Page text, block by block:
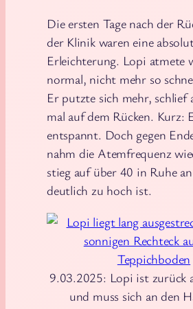
Die ersten Tage nach der
der Klinik waren eine
Erleichterung. Lopi atmete
normal, nicht mehr so
Er putzte sich mehr, schlief
mal auf dem Rücken. Kurz:
entspannt. Doch gegen
nahm die Atemfrequenz
stieg auf über 40 in Ruhe
deutlich zu hoch ist.
9.03.2025: Lopi ist zurück
und muss sich an den